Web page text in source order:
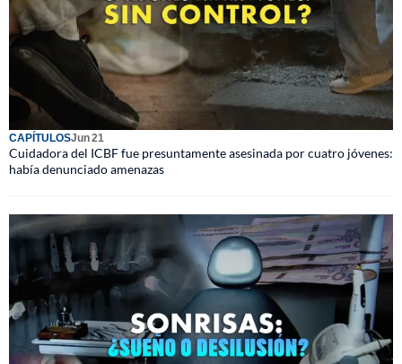
CAPÍTULOSJun 21
Cuidadora del ICBF fue presuntamente asesinada por cuatro jóvenes:
había denunciado amenazas